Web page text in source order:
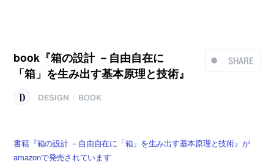
SHARE
book『箱の設計 －自由自在に
「箱」を生み出す基本原理と技術』
DESIGN BOOK
書籍『箱の設計 －自由自在に「箱」を生み出す基本原理と技術』が
amazonで発売されています